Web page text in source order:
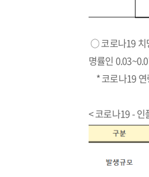
○ 코로나19 치
명률인
* 코로나19
< 코로나19 -